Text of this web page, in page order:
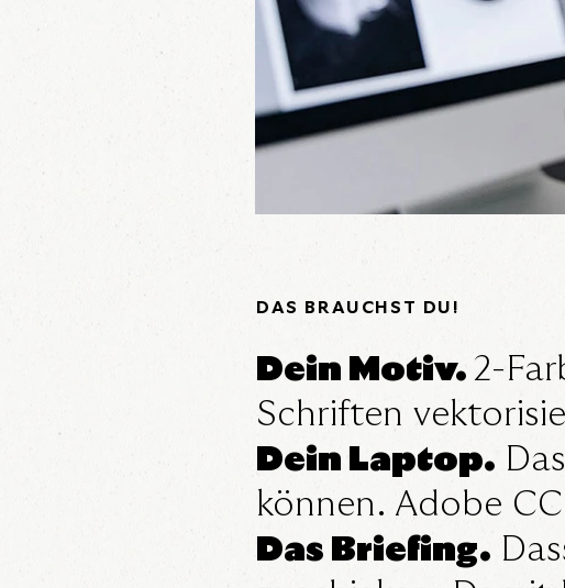
DAS BRAUCHST DU!
Dein Motiv. 2-
Schriften
Dein Laptop.
können. Adobe
Das Briefing.